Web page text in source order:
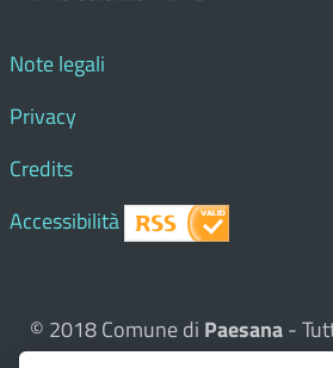
Note legali
Privacy
Credits
Accessibilità
© 2018 Comune di Paesana-